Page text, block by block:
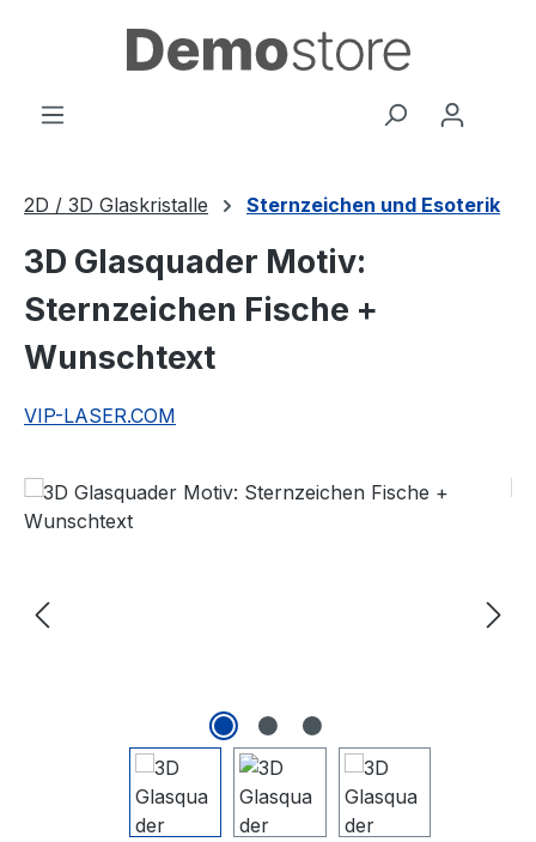
Zum Hauptinhalt springen
2D / 3D Glaskristalle Sternzeichen und Esoterik
3D Glasquader Motiv:
Sternzeichen Fische +
Wunschtext
VIP-LASER.COM
Bildergalerie überspringen